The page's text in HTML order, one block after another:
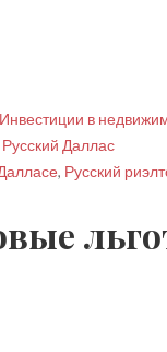
Инвестиции в
Русский Даллас
, Русский